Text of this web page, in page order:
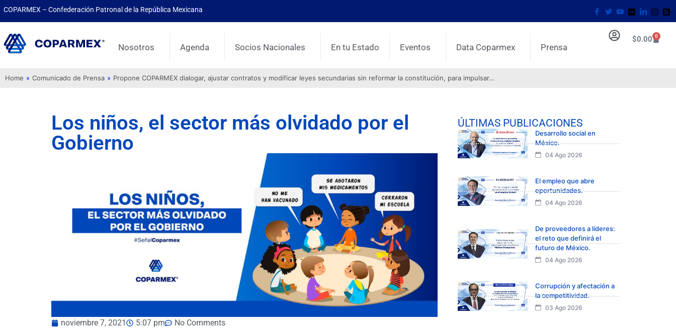
COPARMEX – Confederación Patronal de la República Mexicana
Nosotros Agenda Socios Nacionales En tu Estado Eventos Data Coparmex Prensa
$0.00 0
Home » Comunicado de Prensa » Propone COPARMEX dialogar, ajustar contratos y modificar leyes secundarias sin reformar la constitución, para impulsar…
Los niños, el sector más olvidado por el
Gobierno
noviembre 7, 2021 5:07 pm
No Comments
ÚLTIMAS PUBLICACIONES
Desarrollo social en
México.
04 Ago 2026
El empleo que abre
oportunidades.
04 Ago 2026
De proveedores a líderes:
el reto que definirá el
futuro de México.
04 Ago 2026
Corrupción y afectación a
la competitividad.
03 Ago 2026